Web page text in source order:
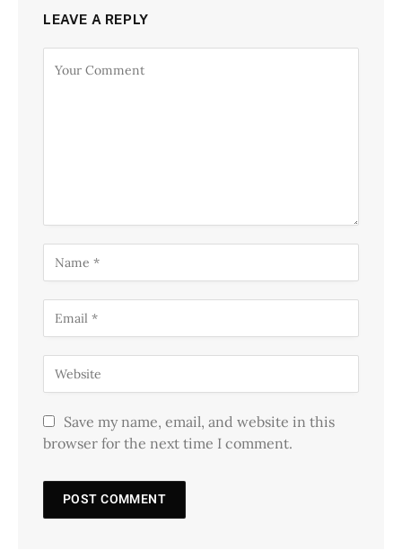
LEAVE A REPLY
Save my name, email, and website in this
browser for the next time I comment.